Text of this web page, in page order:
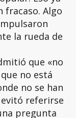
fracaso. Algo
la rueda de
que «no
no está
no se han
evitó referirse
pregunta